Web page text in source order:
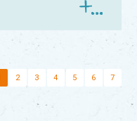
2 3 4 5 6 7